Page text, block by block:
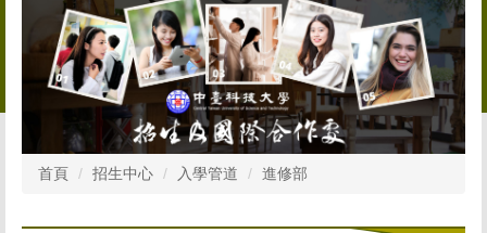
首頁 招生中心 入學管道 進修部